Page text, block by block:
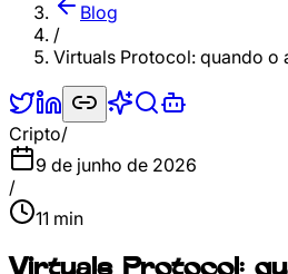
Blog
/
Virtuals Protocol: quando o
Cripto/
9 de junho de 2026
/
11 min
Virtuals Protocol: